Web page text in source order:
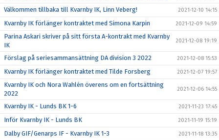
Välkommen tillbaka till Kvarnby IK, Linn Veberg! 2021-12-10 14:15
Kvarnby IK förlänger kontraktet med Simona Karpin 2021-12-09 14:59
Parina Askari skriver på sitt första A-kontrakt med Kvarnby
IK
2021-12-08 19:19
Förslag på seriesammansättning DA division 3 2022 2021-12-08 15:53
Kvarnby IK förlänger kontraktet med Tilde Forsberg 2021-12-07 19:57
Kvarnby IK och Nora Wahlén överens om en fortsättning
2022
2021-12-06 14:55
Kvarnby IK - Lunds BK 1-6 2021-11-23 17:45
Inför Kvarnby IK - Lunds BK 2021-11-19 15:19
Dalby GIF/Genarps IF - Kvarnby IK 1-3 2021-11-18 13:35